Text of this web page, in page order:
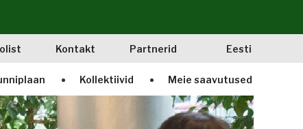
Kontakt Partnerid Eesti
Kollektiivid Meie saavutused